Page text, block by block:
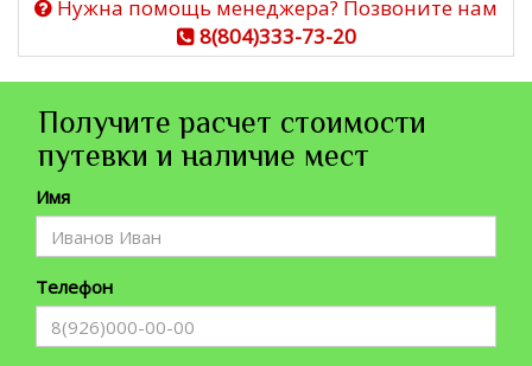
Нужна помощь менеджера? Позвоните нам
8(804)333-73-20
Получите расчет стоимости
путевки и наличие мест
Имя
Телефон